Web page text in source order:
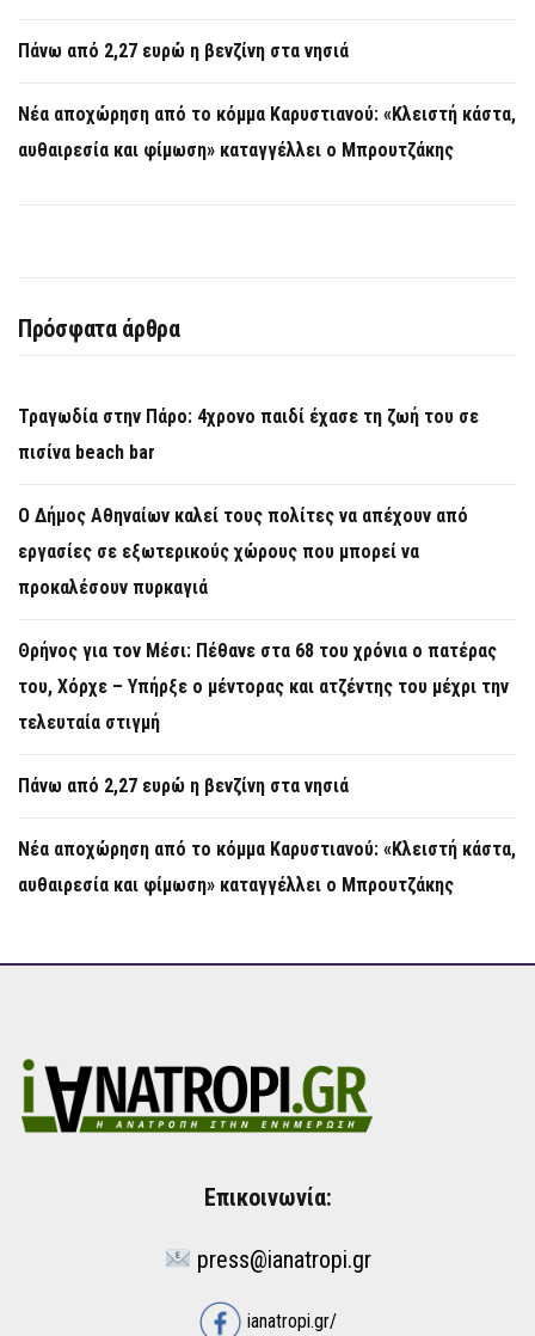
Πάνω από 2,27 ευρώ η βενζίνη στα νησιά
Νέα αποχώρηση από το κόμμα Καρυστιανού: «Κλειστή κάστα,
αυθαιρεσία και φίμωση» καταγγέλλει ο Μπρουτζάκης
Πρόσφατα άρθρα
Τραγωδία στην Πάρο: 4χρονο παιδί έχασε τη ζωή του σε
πισίνα beach bar
Ο Δήμος Αθηναίων καλεί τους πολίτες να απέχουν από
εργασίες σε εξωτερικούς χώρους που μπορεί να
προκαλέσουν πυρκαγιά
Θρήνος για τον Μέσι: Πέθανε στα 68 του χρόνια ο πατέρας
του, Χόρχε – Υπήρξε ο μέντορας και ατζέντης του μέχρι την
τελευταία στιγμή
Πάνω από 2,27 ευρώ η βενζίνη στα νησιά
Νέα αποχώρηση από το κόμμα Καρυστιανού: «Κλειστή κάστα,
αυθαιρεσία και φίμωση» καταγγέλλει ο Μπρουτζάκης
Επικοινωνία:
press@ianatropi.gr
ianatropi.gr/